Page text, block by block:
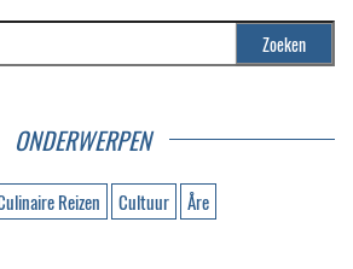
ONDERWERPEN
Reizen Cultuur Åre